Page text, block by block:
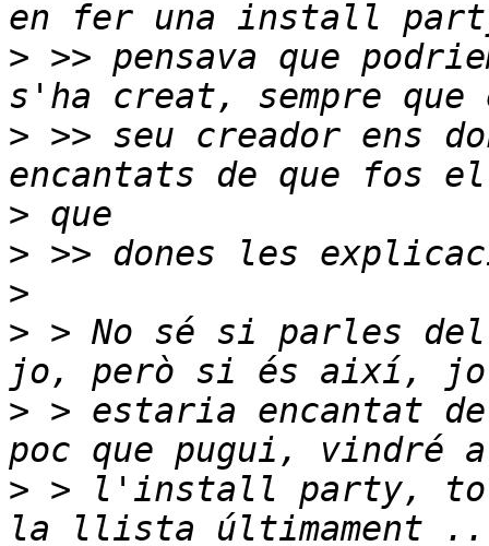
> >> pensava que
> >> seu creador ens
>
>
>
> > No sé si parles
> > estaria encantat
> > l'install party, tot